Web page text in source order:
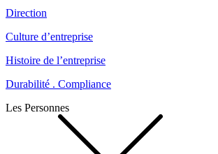
Direction
Culture d’entreprise
Histoire de l’entreprise
Durabilité . Compliance
Les Personnes